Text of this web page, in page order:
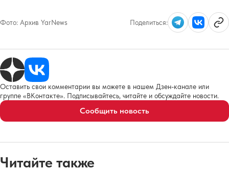
Фото: Архив YarNews Поделиться:
Оставить свои комментарии вы можете в нашем Дзен-канале или
группе «ВКонтакте». Подписывайтесь, читайте и обсуждайте новости.
Сообщить новость
Читайте также